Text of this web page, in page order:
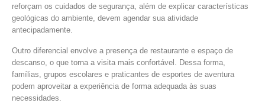
reforçam os cuidados de segurança, além de explicar características
geológicas do ambiente, devem agendar sua atividade
antecipadamente.
Outro diferencial envolve a presença de restaurante e espaço de
descanso, o que torna a visita mais confortável. Dessa forma,
famílias, grupos escolares e praticantes de esportes de aventura
podem aproveitar a experiência de forma adequada às suas
necessidades.